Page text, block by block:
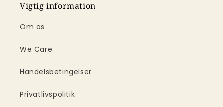
Vigtig information
Om os
We Care
Handelsbetingelser
Privatlivspolitik